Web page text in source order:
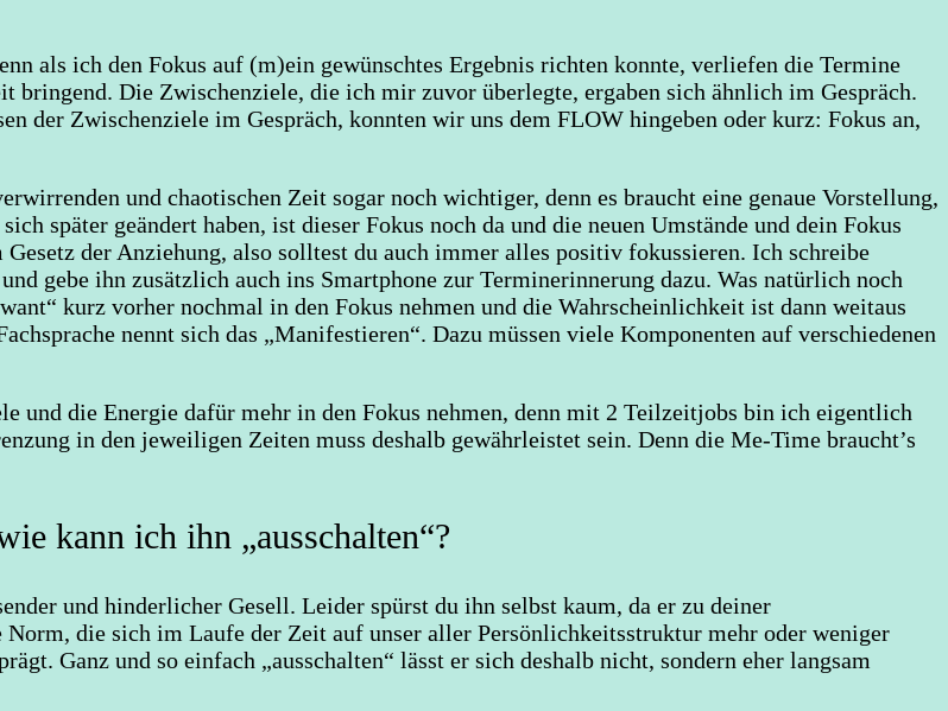
als ich den Fokus auf (m)ein gewünschtes Ergebnis richten konnte, verliefen die Termine
bringend. Die Zwischenziele, die ich mir zuvor überlegte, ergaben sich ähnlich im Gespräch.
der Zwischenziele im Gespräch, konnten wir uns dem FLOW hingeben oder kurz: Fokus an,
und chaotischen Zeit sogar noch wichtiger, denn es braucht eine genaue Vorstellung,
später geändert haben, ist dieser Fokus noch da und die neuen Umstände und dein Fokus
der Anziehung, also solltest du auch immer alles positiv fokussieren. Ich schreibe
gebe ihn zusätzlich auch ins Smartphone zur Terminerinnerung dazu. Was natürlich noch
kurz vorher nochmal in den Fokus nehmen und die Wahrscheinlichkeit ist dann weitaus
nennt sich das „Manifestieren“. Dazu müssen viele Komponenten auf verschiedenen
und die Energie dafür mehr in den Fokus nehmen, denn mit 2 Teilzeitjobs bin ich eigentlich
in den jeweiligen Zeiten muss deshalb gewährleistet sein. Denn die Me-Time braucht’s
kann ich ihn „ausschalten“?
und hinderlicher Gesell. Leider spürst du ihn selbst kaum, da er zu deiner
die sich im Laufe der Zeit auf unser aller Persönlichkeitsstruktur mehr oder weniger
Ganz und so einfach „ausschalten“ lässt er sich deshalb nicht, sondern eher langsam